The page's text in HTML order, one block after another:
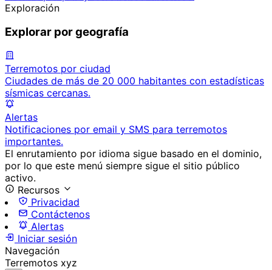
Exploración
Explorar por geografía
Terremotos por ciudad
Ciudades de más de 20 000 habitantes con estadísticas
sísmicas cercanas.
Alertas
Notificaciones por email y SMS para terremotos
importantes.
El enrutamiento por idioma sigue basado en el dominio,
por lo que este menú siempre sigue el sitio público
activo.
Recursos
Privacidad
Contáctenos
Alertas
Iniciar sesión
Navegación
Terremotos xyz